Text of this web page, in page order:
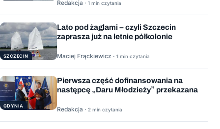
Redakcja · 1 min czytania
SZCZECIN
Lato pod żaglami – czyli Szczecin
zaprasza już na letnie półkolonie
Maciej Frąckiewicz · 1 min czytania
GDYNIA
Pierwsza część dofinansowania na
następcę „Daru Młodzieży” przekazana
Redakcja · 2 min czytania